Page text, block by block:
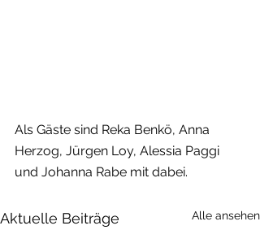
Als Gäste sind Reka Benkö, Anna
Herzog, Jürgen Loy, Alessia Paggi
und Johanna Rabe mit dabei.
Aktuelle Beiträge Alle ansehen